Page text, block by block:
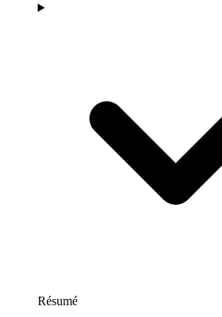
Résumé